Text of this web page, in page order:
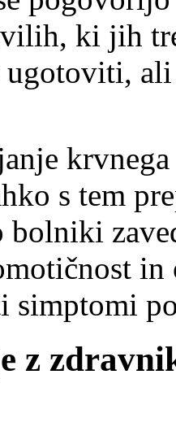
ki jih
ugotoviti,
s tem
bolniki
simptomi
z